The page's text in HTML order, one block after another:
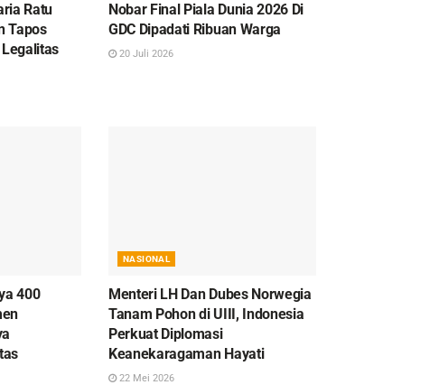
Ratu
Tapos
Legalitas
Nobar Final Piala Dunia 2026 Di
GDC Dipadati Ribuan Warga
20 Juli 2026
400
NASIONAL
Menteri LH Dan Dubes Norwegia
Tanam Pohon di UIII, Indonesia
Perkuat Diplomasi
Keanekaragaman Hayati
22 Mei 2026